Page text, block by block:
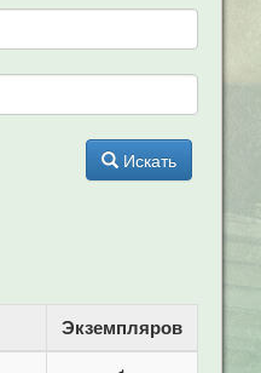
Искать
Экземпляров